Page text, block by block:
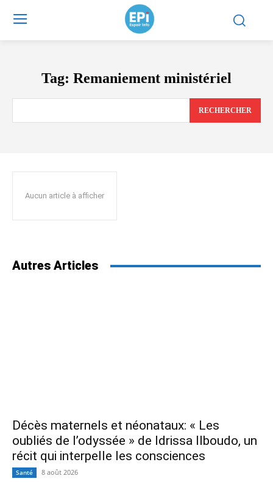
Tag: Remaniement ministériel
RECHERCHER
Aucun article à afficher
Autres Articles
Décès maternels et néonataux: « Les
oubliés de l’odyssée » de Idrissa Ilboudo, un
récit qui interpelle les consciences
Santé 8 août 2026